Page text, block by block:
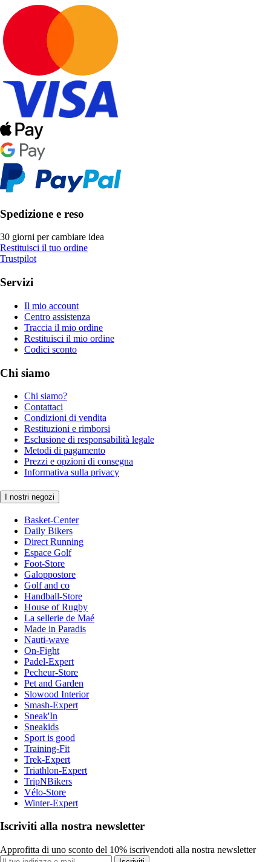
Spedizione e reso
30 giorni per cambiare idea
Restituisci il tuo ordine
Trustpilot
Servizi
Il mio account
Centro assistenza
Traccia il mio ordine
Restituisci il mio ordine
Codici sconto
Chi siamo
Chi siamo?
Contattaci
Condizioni di vendita
Restituzioni e rimborsi
Esclusione di responsabilità legale
Metodi di pagamento
Prezzi e opzioni di consegna
Informativa sulla privacy
I nostri negozi
Basket-Center
Daily Bikers
Direct Running
Espace Golf
Foot-Store
Galoppostore
Golf and co
Handball-Store
House of Rugby
La sellerie de Maé
Made in Paradis
Nauti-wave
On-Fight
Padel-Expert
Pecheur-Store
Pet and Garden
Slowood Interior
Smash-Expert
Sneak'In
Sneakids
Sport is good
Training-Fit
Trek-Expert
Triathlon-Expert
TripNBikers
Vélo-Store
Winter-Expert
Iscriviti alla nostra newsletter
Approfitta di uno sconto del 10% iscrivendoti alla nostra newsletter